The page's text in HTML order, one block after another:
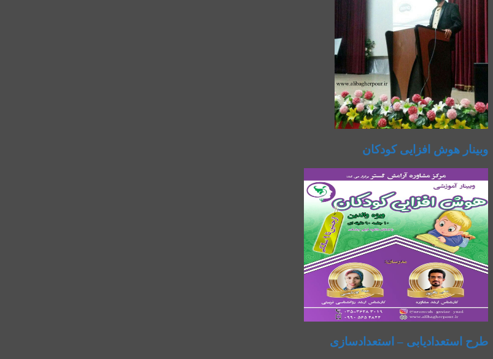
وبینار هوش افزایی کودکان
طرح استعدادیابی – استعدادسازی